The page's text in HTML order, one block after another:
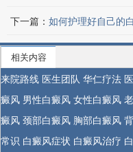
下一篇： 如何护理好自己的
相关内容
来院路线 医生团队 华仁疗法
癜风 男性白癜风 女性白癜风
癜风 颈部白癜风 胸部白癜风
常识 白癜风症状 白癜风治疗